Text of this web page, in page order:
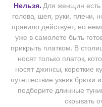
Нельзя.Для женщин
голова, шея, руки, плечи,
правило действует, но
уже в самолете быть
прикрыть платком. В
носят только платок,
носят джинсы, короткие
путешествие узник брюки
подберите длинные
скрывать